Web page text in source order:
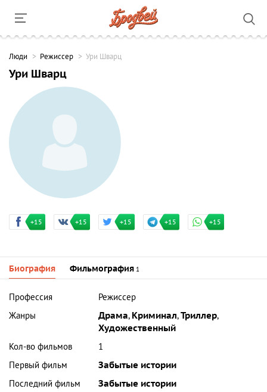
Люди Режиссер Ури Шварц
Ури Шварц
+15 +15 +15 +15 +15
Биография Фильмография 1
Профессия
Режиссер
Жанры
Драма, Криминал,Триллер,
Художественный
Кол-во фильмов
1
Первый фильм
Забытые истории
Последний фильм
Забытые истории